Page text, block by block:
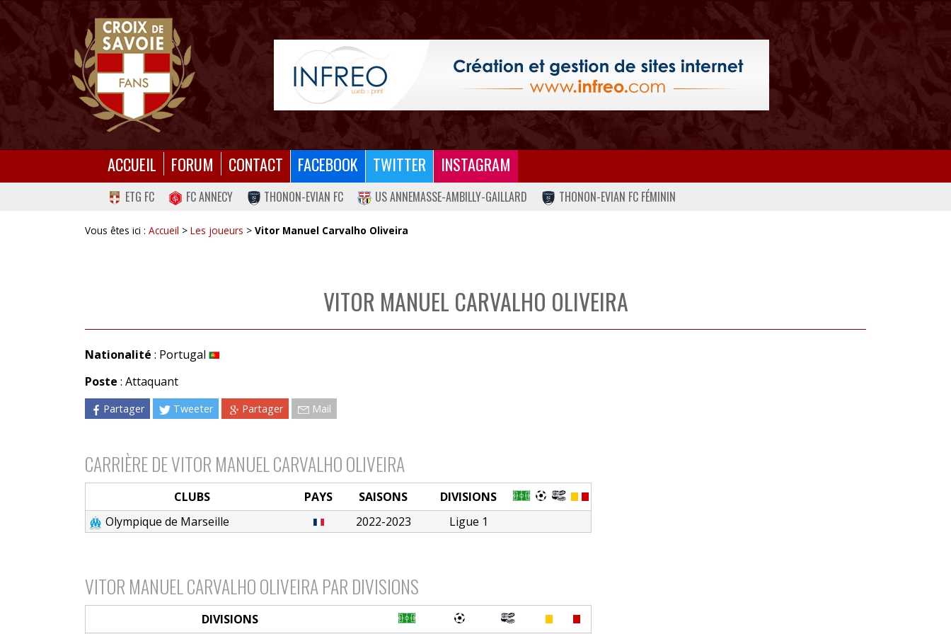
ACCUEIL FORUM CONTACT FACEBOOK TWITTER INSTAGRAM
ETG FC FC ANNECY THONON-EVIAN FC US ANNEMASSE-AMBILLY-GAILLARD THONON-EVIAN FC FÉMININ
Vous êtes ici : Accueil > Les joueurs > Vitor Manuel Carvalho Oliveira
VITOR MANUEL CARVALHO OLIVEIRA
Nationalité : Portugal
Poste : Attaquant
Partager Tweeter Partager Mail
CARRIÈRE DE VITOR MANUEL CARVALHO OLIVEIRA
CLUBS PAYS SAISONS
DIVISIONS
Olympique de Marseille
2022-2023 Ligue 1
VITOR MANUEL CARVALHO OLIVEIRA PAR DIVISIONS
DIVISIONS